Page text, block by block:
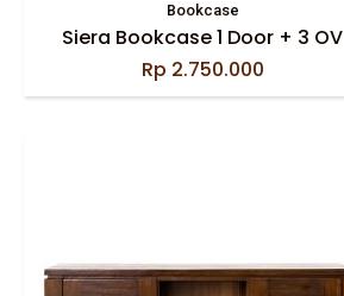
Bookcase
Siera Bookcase 1 Door + 3 OV
Rp 2.750.000